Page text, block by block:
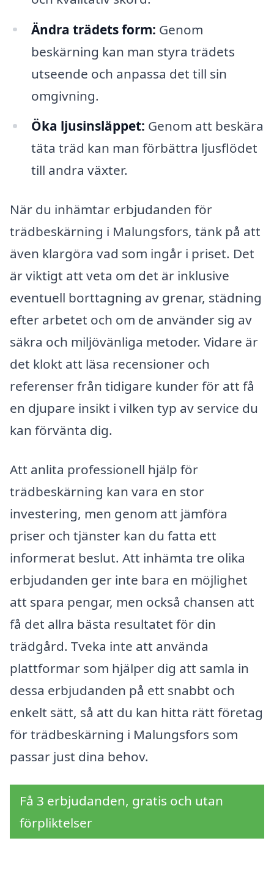
Ändra trädets form: Genom
beskärning kan man styra trädets
utseende och anpassa det till sin
omgivning.
Öka ljusinsläppet: Genom att beskära
täta träd kan man förbättra ljusflödet
till andra växter.
När du inhämtar erbjudanden för
trädbeskärning i Malungsfors, tänk på att
även klargöra vad som ingår i priset. Det
är viktigt att veta om det är inklusive
eventuell borttagning av grenar, städning
efter arbetet och om de använder sig av
säkra och miljövänliga metoder. Vidare är
det klokt att läsa recensioner och
referenser från tidigare kunder för att få
en djupare insikt i vilken typ av service du
kan förvänta dig.
Att anlita professionell hjälp för
trädbeskärning kan vara en stor
investering, men genom att jämföra
priser och tjänster kan du fatta ett
informerat beslut. Att inhämta tre olika
erbjudanden ger inte bara en möjlighet
att spara pengar, men också chansen att
få det allra bästa resultatet för din
trädgård. Tveka inte att använda
plattformar som hjälper dig att samla in
dessa erbjudanden på ett snabbt och
enkelt sätt, så att du kan hitta rätt företag
för trädbeskärning i Malungsfors som
passar just dina behov.
Få 3 erbjudanden, gratis och utan
förpliktelser